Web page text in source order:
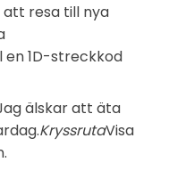
att resa till nya
en 1D-streckkod
älskar att äta
KryssrutaVisa